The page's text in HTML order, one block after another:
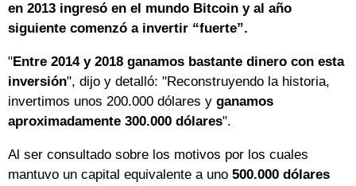
en 2013 ingresó en el mundo Bitcoin y al año
siguiente comenzó a invertir “fuerte”.
"Entre 2014 y 2018 ganamos bastante dinero con esta
inversión", dijo y detalló: "Reconstruyendo la historia,
invertimos unos 200.000 dólares y ganamos
aproximadamente 300.000 dólares".
Al ser consultado sobre los motivos por los cuales
mantuvo un capital equivalente a uno 500.000 dólares